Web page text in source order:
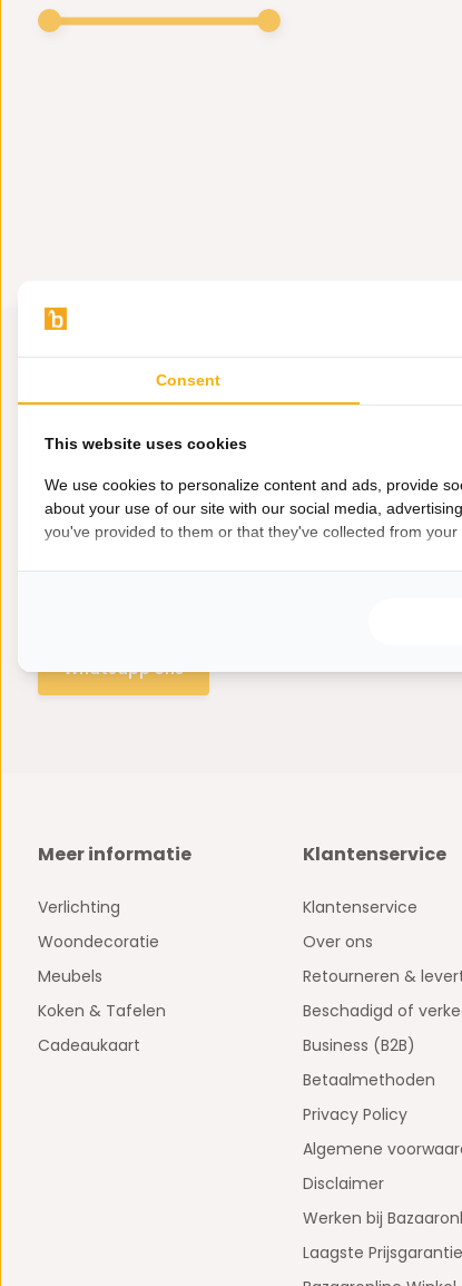
Hulp nodig?
Whatsapp ons
Meer informatie
Verlichting
Woondecoratie
Meubels
Koken & Tafelen
Cadeaukaart
Klantenservice
Klantenservice
Over ons
Retourneren &
Beschadigd of
Business (B2B)
Betaalmethoden
Privacy Policy
Algemene
Disclaimer
Werken bij
Laagste Prijsgarantie
Consent
This website uses cookies
We use cookies to personalize content and ads, provide
about your use of our site with our social media,
you've provided to them or that they've collected from your